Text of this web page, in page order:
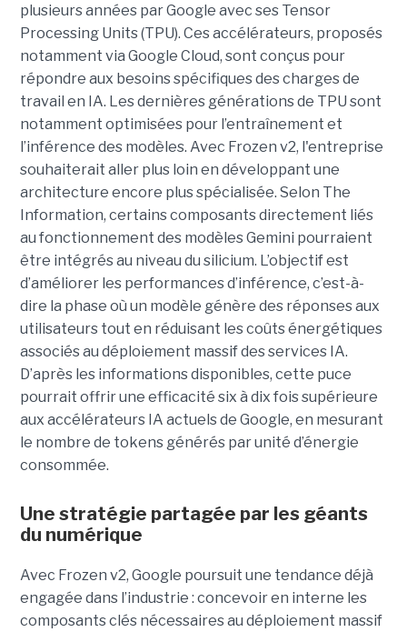
plusieurs années par Google avec ses Tensor
Processing Units (TPU). Ces accélérateurs, proposés
notamment via Google Cloud, sont conçus pour
répondre aux besoins spécifiques des charges de
travail en IA. Les dernières générations de TPU sont
notamment optimisées pour l’entraînement et
l’inférence des modèles. Avec Frozen v2, l'entreprise
souhaiterait aller plus loin en développant une
architecture encore plus spécialisée. Selon The
Information, certains composants directement liés
au fonctionnement des modèles Gemini pourraient
être intégrés au niveau du silicium. L’objectif est
d’améliorer les performances d’inférence, c’est-à-
dire la phase où un modèle génère des réponses aux
utilisateurs tout en réduisant les coûts énergétiques
associés au déploiement massif des services IA.
D’après les informations disponibles, cette puce
pourrait offrir une efficacité six à dix fois supérieure
aux accélérateurs IA actuels de Google, en mesurant
le nombre de tokens générés par unité d’énergie
consommée.
Une stratégie partagée par les géants
du numérique
Avec Frozen v2, Google poursuit une tendance déjà
engagée dans l’industrie : concevoir en interne les
composants clés nécessaires au déploiement massif